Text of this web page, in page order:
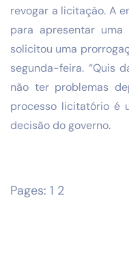
revogar a licitação. A
para apresentar uma
solicitou uma
segunda-feira. “Quis
não ter problemas
processo licitatório é
decisão do governo.
Pages: 1 2